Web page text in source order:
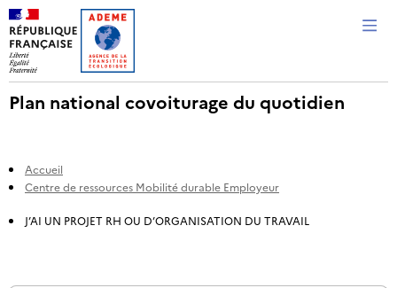
Plan national covoiturage du quotidien
Accueil
Centre de ressources Mobilité durable Employeur
J’AI UN PROJET RH OU D’ORGANISATION DU TRAVAIL